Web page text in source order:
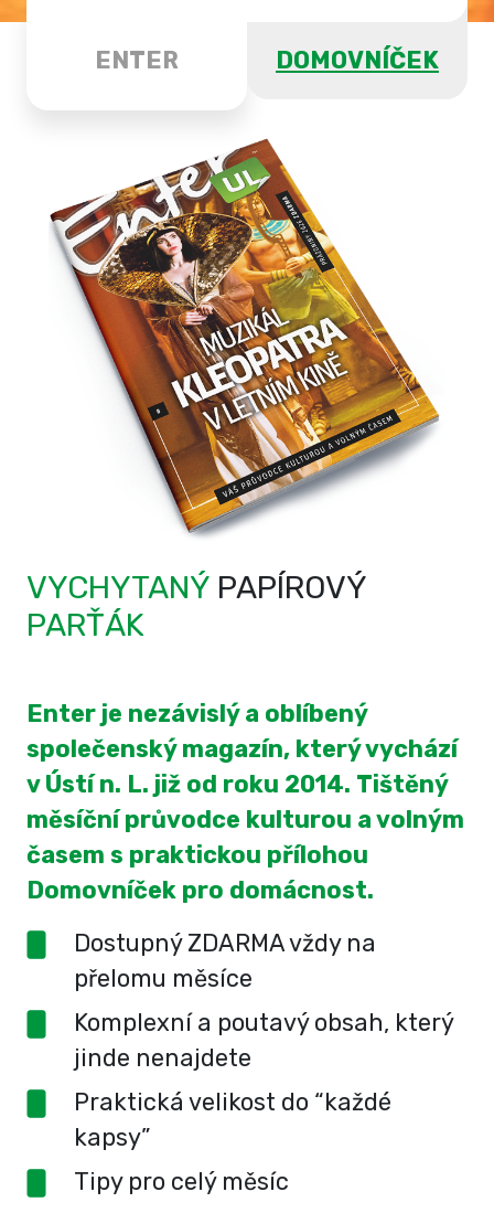
ENTER DOMOVNÍČEK
VYCHYTANÝ PAPÍROVÝ
PARŤÁK
Enter je nezávislý a oblíbený
společenský magazín, který vychází
v Ústí n. L. již od roku 2014. Tištěný
měsíční průvodce kulturou a volným
časem s praktickou přílohou
Domovníček pro domácnost.
Dostupný ZDARMA vždy na
přelomu měsíce
Komplexní a poutavý obsah, který
jinde nenajdete
Praktická velikost do “každé
kapsy”
Tipy pro celý měsíc